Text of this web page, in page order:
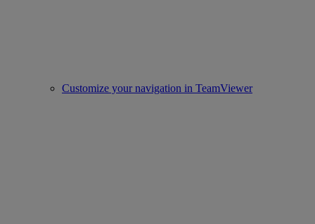
Customize your navigation in TeamViewer